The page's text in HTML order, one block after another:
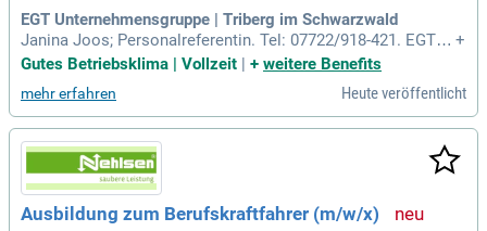
EGT Unternehmensgruppe | Triberg im Schwarzwald
Janina Joos; Personalreferentin. Tel: 07722/918-421. EGT U
nternehmensgruppe.
+
Gutes Betriebsklima | Vollzeit
+ weitere Benefits
mehr erfahren Heute veröffentlicht
Ausbildung zum Berufskraftfahrer (m/w/x)